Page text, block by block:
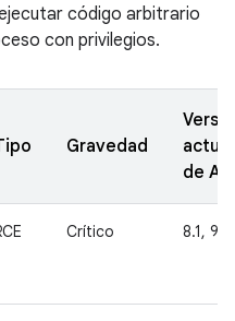
código arbitrario
con privilegios.
Gravedad
de
Crítico 8.1, 9,